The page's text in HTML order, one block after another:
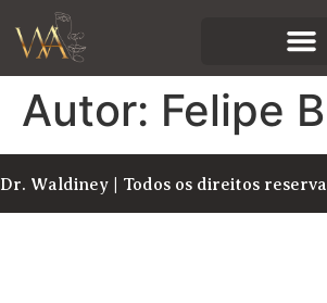
Autor: Felipe
Dr. Waldiney | Todos os direitos